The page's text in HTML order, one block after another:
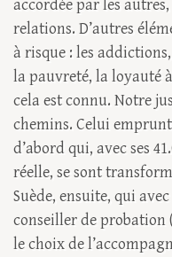
accordée par les
relations. D’autres
à risque : les
la pauvreté, la loyauté
cela est connu. Notre
chemins. Celui
d’abord qui, avec ses
réelle, se sont
Suède, ensuite, qui
conseiller de probation
le choix de